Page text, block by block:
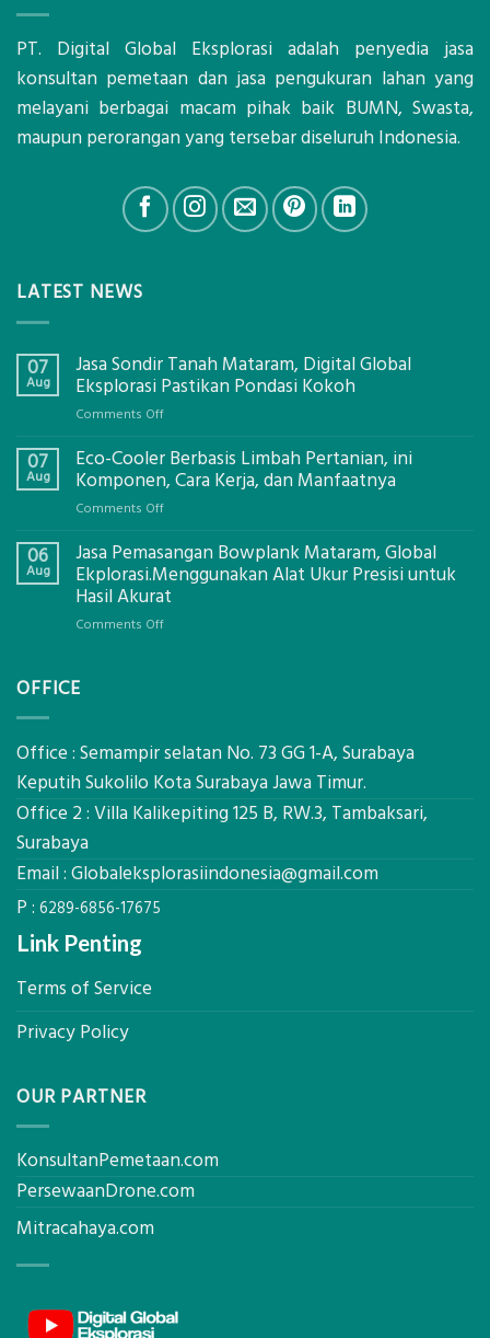
PT. Digital Global Eksplorasi adalah penyedia jasa
konsultan pemetaan dan jasa pengukuran lahan yang
melayani berbagai macam pihak baik BUMN, Swasta,
maupun perorangan yang tersebar diseluruh Indonesia.
LATEST NEWS
07
Aug
Jasa Sondir Tanah Mataram, Digital Global
Eksplorasi Pastikan Pondasi Kokoh
Comments Offon
Sondir
Tanah
Eksplorasi
Pastikan
Pondasi
Kokoh
07
Aug
Eco-Cooler Berbasis Limbah Pertanian, ini
Komponen, Cara Kerja, dan Manfaatnya
Comments Offon
Cooler
Berbasis
Limbah
06
Aug
Jasa Pemasangan Bowplank Mataram, Global
Ekplorasi.Menggunakan Alat Ukur Presisi untuk
Hasil Akurat
Comments Offon
Ekplorasi.Menggunakan
Ukur
Presisi
Akurat
OFFICE
Office : Semampir selatan No. 73 GG 1-A, Surabaya
Keputih Sukolilo Kota Surabaya Jawa Timur.
Office 2 : Villa Kalikepiting 125 B, RW.3, Tambaksari,
Surabaya
Email : Globaleksplorasiindonesia@gmail.com
P : 6289-6856-17675
Link Penting
Terms of Service
Privacy Policy
OUR PARTNER
KonsultanPemetaan.com
PersewaanDrone.com
Mitracahaya.com